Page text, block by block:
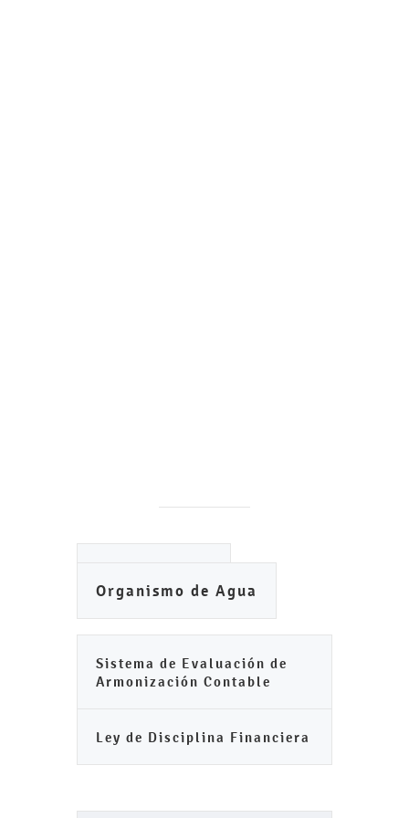
Organismo de Agua
Sistema de Evaluación de
Armonización Contable
Ley de Disciplina Financiera